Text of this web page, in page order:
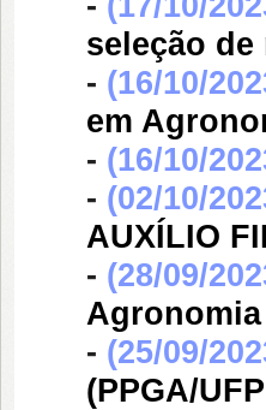
seleção
- (16/10/
em
- (16/10/
- (02/10/
AUXÍLIO
- (28/09/
Agronomia
- (25/09/
(PPGA/